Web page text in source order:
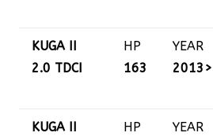
KUGA II
2.0 TDCI
HP
163
YEAR
2013>
KUGA II
HP
YEAR